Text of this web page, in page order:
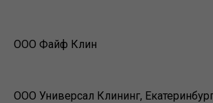
ООО Файф Клин
ООО Универсал Клининг,